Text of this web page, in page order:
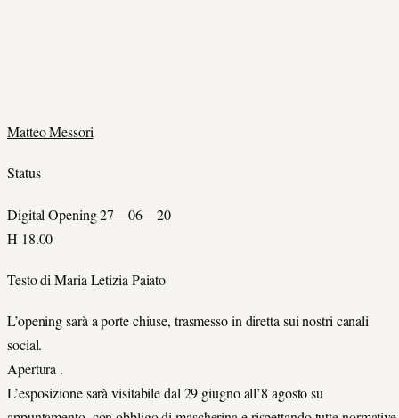
Matteo Messori
Status
Digital Opening 27—06—20
H 18.00
Testo di Maria Letizia Paiato
L’opening sarà a porte chiuse, trasmesso in diretta sui nostri canali
social.
Apertura .
L’esposizione sarà visitabile dal 29 giugno all’8 agosto su